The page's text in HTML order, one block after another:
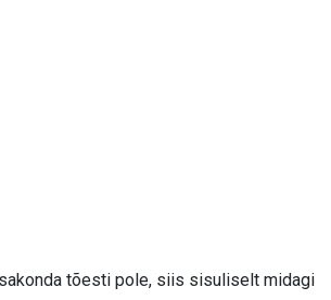
tõesti pole, siis sisuliselt midagi